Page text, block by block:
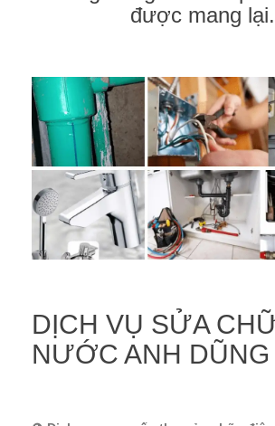
được mang lại.
DỊCH VỤ SỬA
NƯỚC ANH DŨNG